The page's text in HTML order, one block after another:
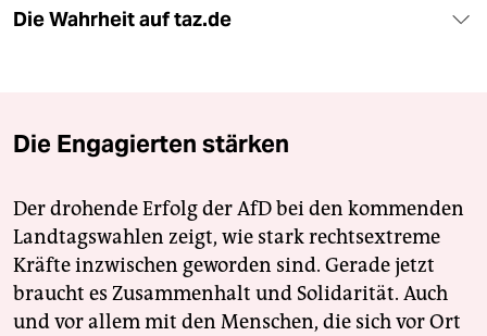
Die Wahrheit auf taz.de
Die Engagierten stärken
Der drohende Erfolg der AfD bei den kommenden
Landtagswahlen zeigt, wie stark rechtsextreme
Kräfte inzwischen geworden sind. Gerade jetzt
braucht es Zusammenhalt und Solidarität. Auch
und vor allem mit den Menschen, die sich vor Ort